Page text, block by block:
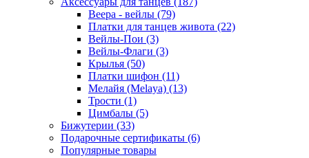
Веера - вейлы (79)
Платки для танцев живота (22)
Вейлы-Пои (3)
Вейлы-Флаги (3)
Крылья (50)
Платки шифон (11)
Мелайя (Melaya) (13)
Трости (1)
Цимбалы (5)
Бижутерии (33)
Подарочные сертификаты (6)
Популярные товары